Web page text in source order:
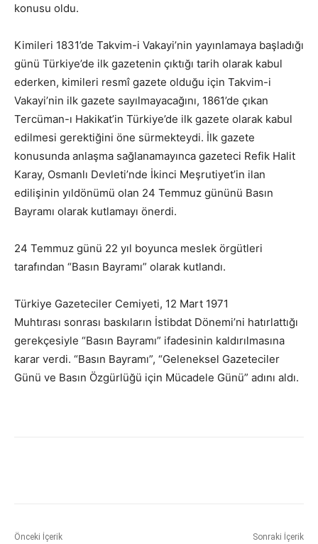
konusu oldu.
Kimileri 1831’de Takvim-i Vakayi’nin yayınlamaya başladığı
günü Türkiye’de ilk gazetenin çıktığı tarih olarak kabul
ederken, kimileri resmî gazete olduğu için Takvim-i
Vakayi’nin ilk gazete sayılmayacağını, 1861’de çıkan
Tercüman-ı Hakikat’in Türkiye’de ilk gazete olarak kabul
edilmesi gerektiğini öne sürmekteydi. İlk gazete
konusunda anlaşma sağlanamayınca gazeteci Refik Halit
Karay, Osmanlı Devleti’nde İkinci Meşrutiyet’in ilan
edilişinin yıldönümü olan 24 Temmuz gününü Basın
Bayramı olarak kutlamayı önerdi.
24 Temmuz günü 22 yıl boyunca meslek örgütleri
tarafından “Basın Bayramı” olarak kutlandı.
Türkiye Gazeteciler Cemiyeti, 12 Mart 1971
Muhtırası sonrası baskıların İstibdat Dönemi’ni hatırlattığı
gerekçesiyle “Basın Bayramı” ifadesinin kaldırılmasına
karar verdi. “Basın Bayramı”, “Geleneksel Gazeteciler
Günü ve Basın Özgürlüğü için Mücadele Günü” adını aldı.
Önceki İçerik Sonraki İçerik